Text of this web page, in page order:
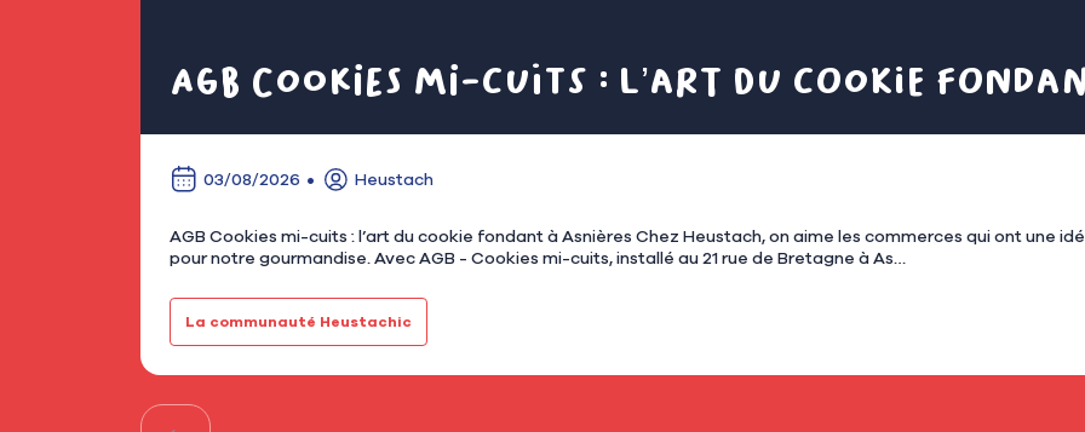
AGB Cookies mi-cuits : l’art du cookie
03/08/2026 Heustach
AGB Cookies mi-cuits : l’art du cookie fondant à Asnières Chez Heustach, on aime les commerces qui ont une idée simple, claire et dangereusement efficace
pour notre gourmandise. Avec AGB - Cookies mi-cuits, installé au 21 rue de Bretagne à As…
La communauté Heustachic